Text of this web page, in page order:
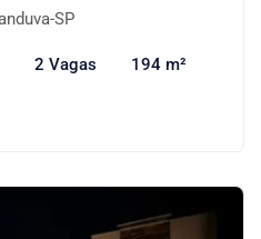
SP
2 Vagas 194 m²